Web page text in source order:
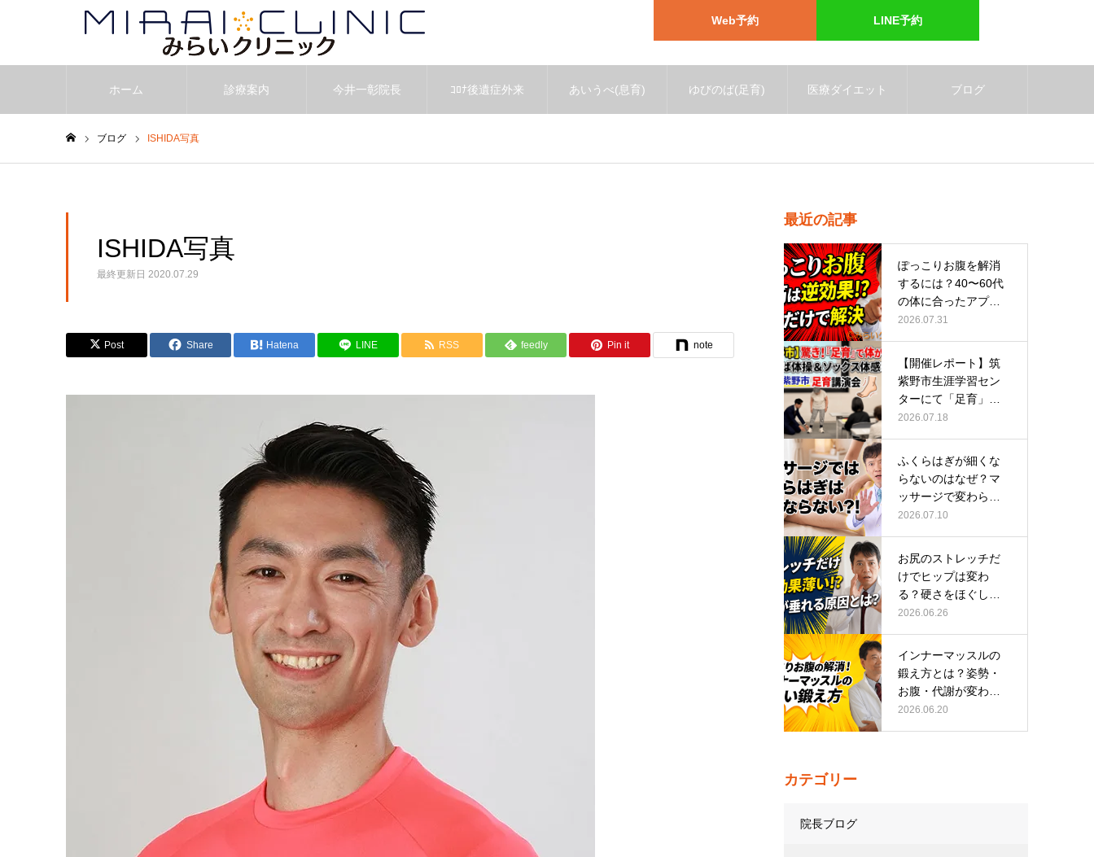
Web予約 LINE予約
ホーム 診療案内 今井一彰院長 ｺﾛﾅ後遺症外来 あいうべ(息育) ゆびのば(足育) 医療ダイエット ブログ
ブログ ISHIDA写真
ISHIDA写真
最終更新日 2020.07.29
Post Share Hatena LINE RSS feedly Pin it note
最近の記事
ぽっこりお腹を解消
するには？40〜60代
の体に合ったアプロ
ーチ
2026.07.31
【開催レポート】筑
紫野市生涯学習セン
ターにて「足育」講
演会に登壇し…
2026.07.18
ふくらはぎが細くな
らないのはなぜ？マ
ッサージで変わらな
い根本原因
2026.07.10
お尻のストレッチだ
けでヒップは変わ
る？硬さをほぐして
整える正しい方…
2026.06.26
インナーマッスルの
鍛え方とは？姿勢・
お腹・代謝が変わる
トレーニング…
2026.06.20
カテゴリー
院長ブログ